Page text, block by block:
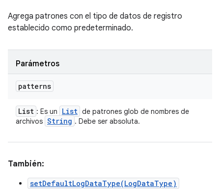
Agrega patrones con el tipo de datos de registro
establecido como predeterminado.
Parámetros
patterns
List : Es un List de patrones glob de nombres de
archivos String . Debe ser absoluta.
También:
setDefaultLogDataType(LogDataType)